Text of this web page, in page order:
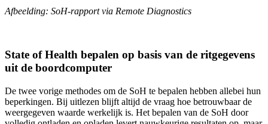
Afbeelding: SoH-rapport via Remote Diagnostics
State of Health bepalen op basis van de ritgegevens
uit de boordcomputer
De twee vorige methodes om de SoH te bepalen hebben allebei hun
beperkingen. Bij uitlezen blijft altijd de vraag hoe betrouwbaar de
weergegeven waarde werkelijk is. Het bepalen van de SoH door